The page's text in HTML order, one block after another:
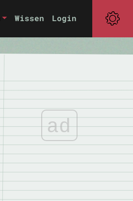
Wissen Login
ad